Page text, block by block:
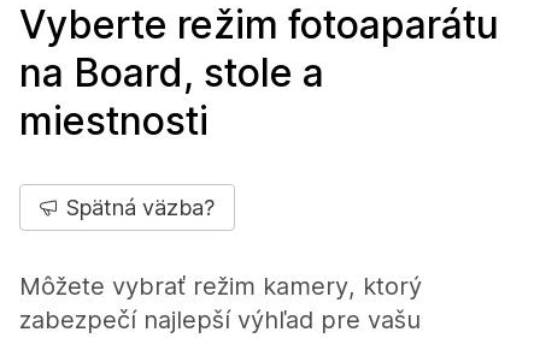
Vyberte režim fotoaparátu
na Board, stole a
miestnosti
Spätná väzba?
Môžete vybrať režim kamery, ktorý
zabezpečí najlepší výhľad pre vašu